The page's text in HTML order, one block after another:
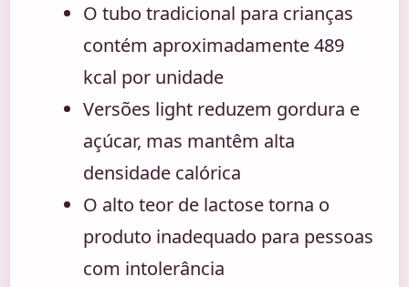
O tubo tradicional para crianças
contém aproximadamente 489
kcal por unidade
Versões light reduzem gordura e
açúcar, mas mantêm alta
densidade calórica
O alto teor de lactose torna o
produto inadequado para pessoas
com intolerância